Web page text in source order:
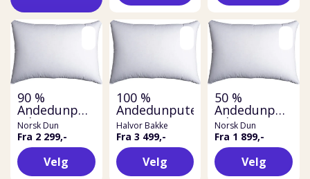
90 %
Andedunpute
3-kammer
Norsk Dun
Fra 2 299,-
Velg
100 %
Andedunpute
Halvor Bakke
Fra 3 499,-
Velg
50 %
Andedunpute
3-kammer
Norsk Dun
Fra 1 899,-
Velg